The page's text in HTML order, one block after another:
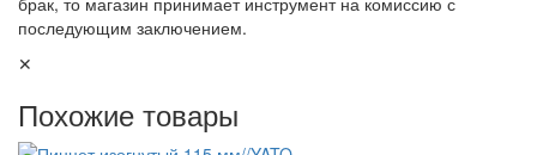
последующим заключением.
✕
Похожие товары